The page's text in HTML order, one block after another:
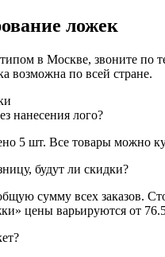
ложек
в Москве, звоните по
возможна по всей стране.
нанесения лого?
5 шт. Все товары можно
будут ли скидки?
сумму всех заказов.
цены варьируются от